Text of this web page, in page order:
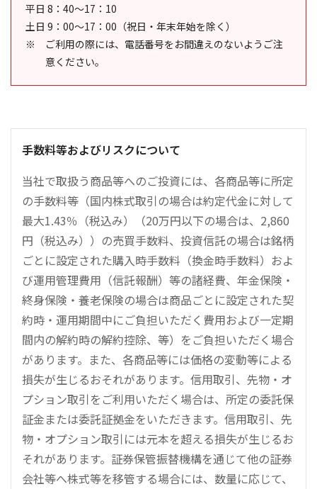
平日 8：40～17：10
土日 9：00～17：00（祝日・年末年始を除く）
ご利用の際には、電話番号をお間違えのないようご注
意ください。
手数料等およびリスクについて
当社で取扱う商品等へのご投資には、各商品等に所定
の手数料等（国内株式取引の場合は約定代金に対して
最大1.43％（税込み）（20万円以下の場合は、2,860
円（税込み））の売買手数料、投資信託の場合は銘柄
ごとに設定された購入時手数料（換金時手数料）およ
び運用管理費用（信託報酬）等の諸経費、年金保険・
終身保険・養老保険の場合は商品ごとに設定された契
約時・運用期間中にご負担いただく費用および一定期
間内の解約時の解約控除、等）をご負担いただく場合
があります。また、各商品等には価格の変動等による
損失が生じるおそれがあります。信用取引、先物・オ
プション取引をご利用いただく場合は、所定の委託保
証金または委託証拠金をいただきます。信用取引、先
物・オプション取引には元本を超える損失が生じるお
それがあります。証券保管振替機構を通じて他の証券
会社等へ株式等を移管する場合には、数量に応じて、